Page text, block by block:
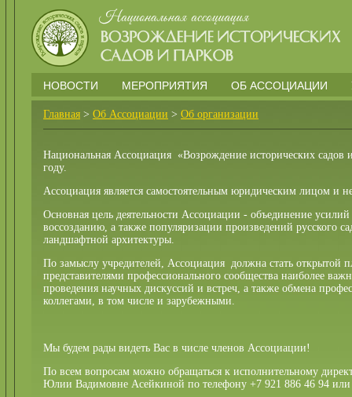
НОВОСТИ МЕРОПРИЯТИЯ ОБ АССОЦИАЦИИ
Главная > Об Ассоциации > Об организации
Национальная Ассоциация «Возрождение исторических садов
году.
Ассоциация является самостоятельным юридическим лицом и
Основная цель деятельности Ассоциации - объединение
воссозданию, а также популяризации произведений русского
ландшафтной архитектуры.
По замыслу учредителей, Ассоциация должна стать открытой
представителями профессионального сообщества наиболее
проведения научных дискуссий и встреч, а также обмена
коллегами, в том числе и зарубежными.
Мы будем рады видеть Вас в числе членов Ассоциации!
По всем вопросам можно обращаться к исполнительному
Юлии Вадимовне Асейкиной по телефону +7 921 886 46 94 или